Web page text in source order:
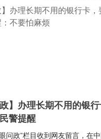
政】办理长期不用的银
警提醒
问政”栏目收到网友留言，在